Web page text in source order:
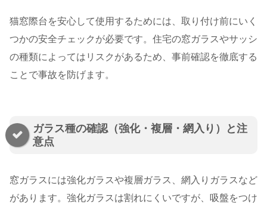
猫窓際台を安心して使用するためには、取り付け前にいく
つかの安全チェックが必要です。住宅の窓ガラスやサッシ
の種類によってはリスクがあるため、事前確認を徹底する
ことで事故を防げます。
ガラス種の確認（強化・複層・網入り）と注
意点
窓ガラスには強化ガラスや複層ガラス、網入りガラスなど
があります。強化ガラスは割れにくいですが、吸盤をつけ